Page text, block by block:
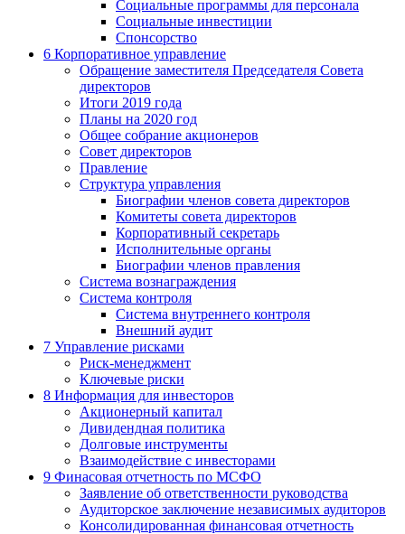
Социальные программы для персонала
Социальные инвестиции
Спонсорство
6 Корпоративное управление
Обращение заместителя Председателя Совета
директоров
Итоги 2019 года
Планы на 2020 год
Общее собрание акционеров
Совет директоров
Правление
Структура управления
Биографии членов совета директоров
Комитеты совета директоров
Корпоративный секретарь
Исполнительные органы
Биографии членов правления
Система вознаграждения
Система контроля
Система внутреннего контроля
Внешний аудит
7 Управление рисками
Риск-менеджмент
Ключевые риски
8 Информация для инвесторов
Акционерный капитал
Дивидендная политика
Долговые инструменты
Взаимодействие с инвеcторами
9 Финасовая отчетность по МСФО
Заявление об ответственности руководства
Аудиторское заключение независимых аудиторов
Консолидированная финансовая отчетность